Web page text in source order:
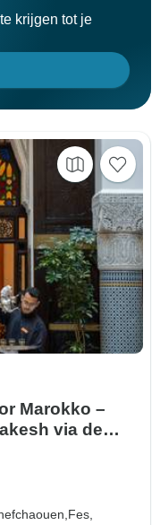
krijgen tot je
Marokko –
via de
Fes,